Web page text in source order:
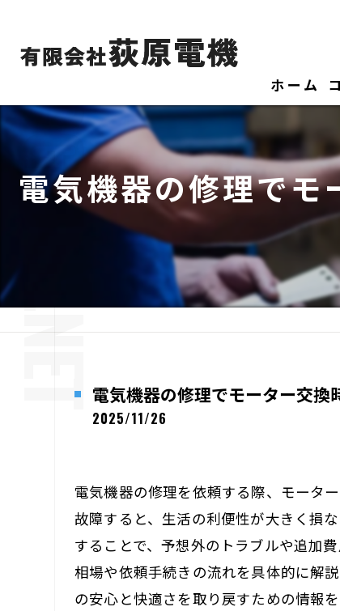
ホーム
電気機器の修理でモ
電気機器の修理でモーター交
2025/11/26
電気機器の修理を依頼する際、モータ
故障すると、生活の利便性が大きく損
することで、予想外のトラブルや追加
相場や依頼手続きの流れを具体的に解
の安心と快適さを取り戻すための情報を